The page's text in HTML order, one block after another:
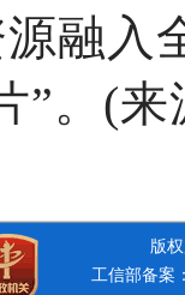
融入
”。(
版
工信部备案